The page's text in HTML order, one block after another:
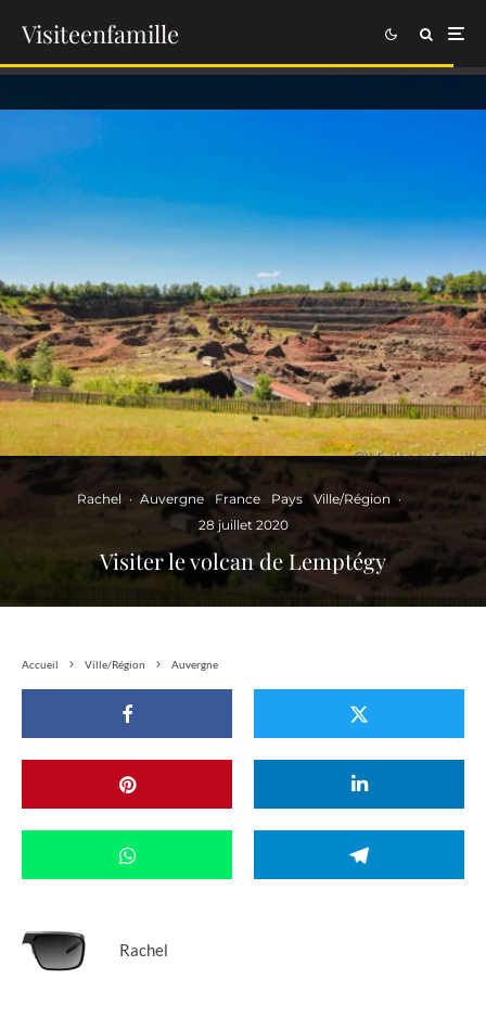
Visiteenfamille
Rachel · Auvergne France Pays Ville/Région ·
28 juillet 2020
Visiter le volcan de Lemptégy
Accueil Ville/Région Auvergne
Rachel